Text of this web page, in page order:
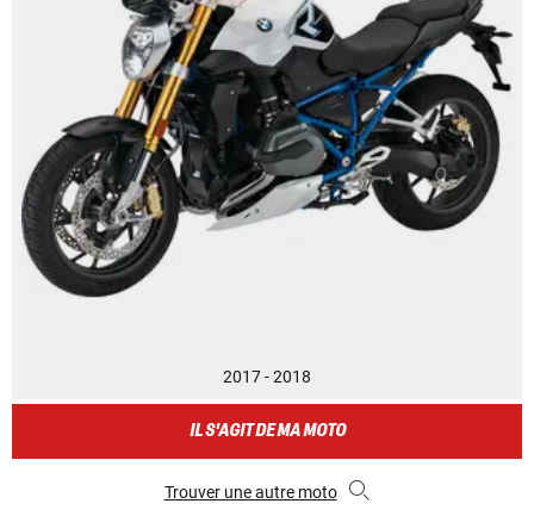
2017 - 2018
IL S'AGIT DE MA MOTO
Trouver une autre moto